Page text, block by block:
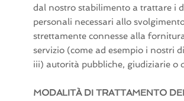
dal nostro stabilimento a trattare i
personali necessari allo
strettamente connesse alla
servizio (come ad esempio i nostri
iii) autorità pubbliche, giudiziarie o
MODALITÀ DI TRATTAMENTO